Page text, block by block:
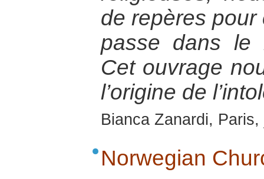
de repères
passe dans le
Cet ouvrage
l’origine de
Bianca Zanardi,
Norwegian